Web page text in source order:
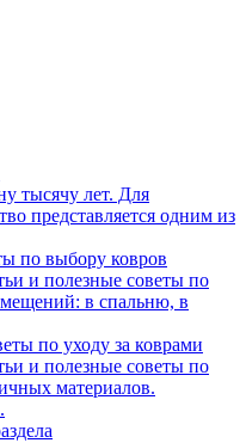
тысячу лет. Для
представляется одним из
и полезные советы по
в спальню, в
и полезные советы по
материалов.